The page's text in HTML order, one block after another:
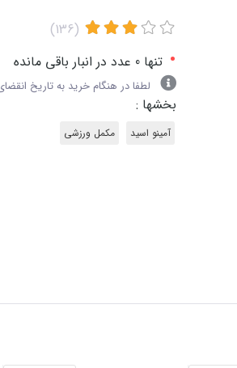
(136)
• تنها 0 عدد در انبار باقی مانده
لطفا در هنگام خرید به تاریخ
بخشها :
آمینو اسید مکمل ورزشی